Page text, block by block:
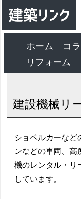
ホーム コ
リフォーム
建設機械リ
ショベルカーなど
ンなどの車両、高
機のレンタル・リ
しています。